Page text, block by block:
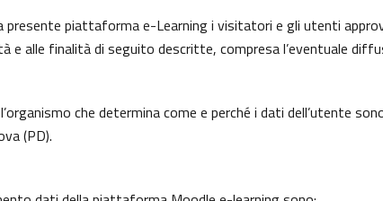
presente piattaforma e-Learning i visitatori e gli utenti
e alle finalità di seguito descritte, compresa l’eventuale
che determina come e perché i dati dell’utente
(PD).